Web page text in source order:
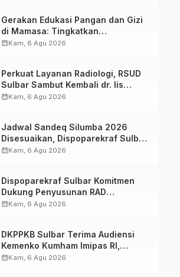
Gerakan Edukasi Pangan dan Gizi
di Mamasa: Tingkatkan
Pengetahuan dan Keterampilan
calendar_monthKam, 6 Agu 2026
Perkuat Layanan Radiologi, RSUD
Sulbar Sambut Kembali dr. Iis
Imelda, Sp.Rad
calendar_monthKam, 6 Agu 2026
Jadwal Sandeq Silumba 2026
Disesuaikan, Dispoparekraf Sulbar
Pastikan Persiapan Tetap
calendar_monthKam, 6 Agu 2026
Dispoparekraf Sulbar Komitmen
Dukung Penyusunan RAD
TPB/SDGs Sulawesi Barat
calendar_monthKam, 6 Agu 2026
DKPPKB Sulbar Terima Audiensi
Kemenko Kumham Imipas RI,
Perkuat Pelayanan Kesehatan bagi
calendar_monthKam, 6 Agu 2026